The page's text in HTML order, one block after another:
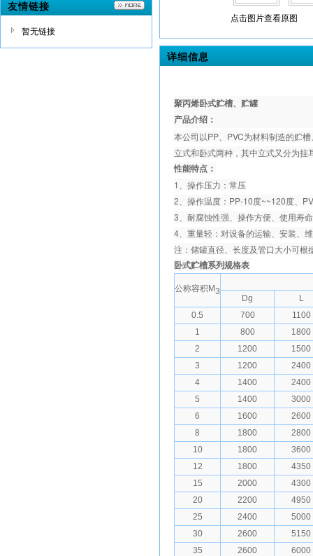
友情链接
暂无链接
点击图片查看原图
详细信息
聚丙烯卧式贮槽、贮罐
产品介绍：
本公司以PP、PVC为材料制造的贮
立式和卧式两种，其中立式又分为
性能特点：
1、操作压力：常压
2、操作温度：PP-10度~~120度、
3、耐腐蚀性强、操作方便、使用寿
4、重量轻：对设备的运输、安装、
注：储罐直径、长度及管口大小可根
卧式贮槽系列规格表
公称容积M3
Dg
L
0.5
700
1100
1
800
1800
2
1200
1500
3
1200
2400
4
1400
2400
5
1400
3000
6
1600
2600
8
1800
2800
10
1800
3600
12
1800
4350
15
2000
4300
20
2200
4950
25
2400
5000
30
2600
5150
35
2600
6000